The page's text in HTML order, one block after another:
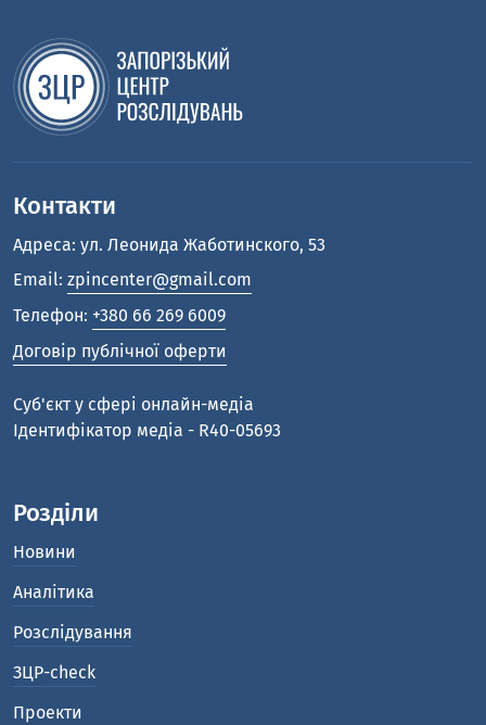
Контакти
Адреса: ул. Леонида Жаботинского, 53
Email: zpincenter@gmail.com
Телефон: +380 66 269 6009
Договір публічної оферти
Cуб'єкт у сфері онлайн-медіа
Ідентифікатор медіа - R40-05693
Розділи
Новини
Аналітика
Розслідування
ЗЦР-check
Проекти